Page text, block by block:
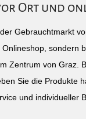
Ort und
Gebrauchtmarkt
sondern
Zentrum von Graz.
Sie die Produkte
und individueller